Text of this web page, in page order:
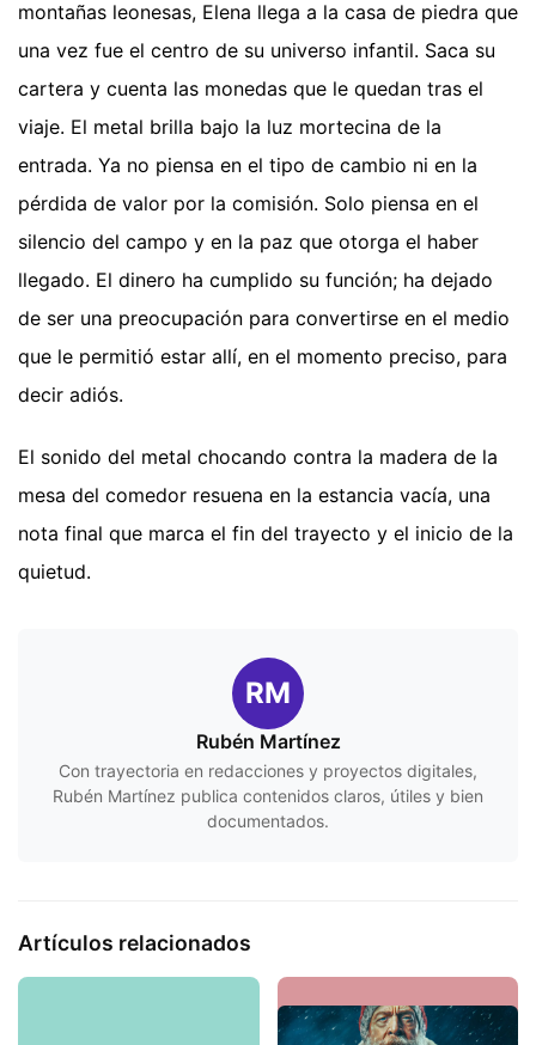
montañas leonesas, Elena llega a la casa de piedra que
una vez fue el centro de su universo infantil. Saca su
cartera y cuenta las monedas que le quedan tras el
viaje. El metal brilla bajo la luz mortecina de la
entrada. Ya no piensa en el tipo de cambio ni en la
pérdida de valor por la comisión. Solo piensa en el
silencio del campo y en la paz que otorga el haber
llegado. El dinero ha cumplido su función; ha dejado
de ser una preocupación para convertirse en el medio
que le permitió estar allí, en el momento preciso, para
decir adiós.
El sonido del metal chocando contra la madera de la
mesa del comedor resuena en la estancia vacía, una
nota final que marca el fin del trayecto y el inicio de la
quietud.
RM
Rubén Martínez
Con trayectoria en redacciones y proyectos digitales,
Rubén Martínez publica contenidos claros, útiles y bien
documentados.
Artículos relacionados